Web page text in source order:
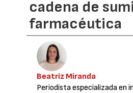
cadena de
farmacéutica
Beatriz Miranda
Periodista especializada en